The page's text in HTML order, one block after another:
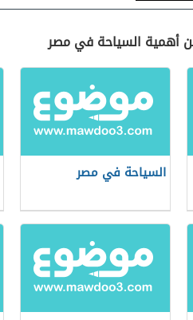
أهمية السياحة في مصر
السياحة في مصر